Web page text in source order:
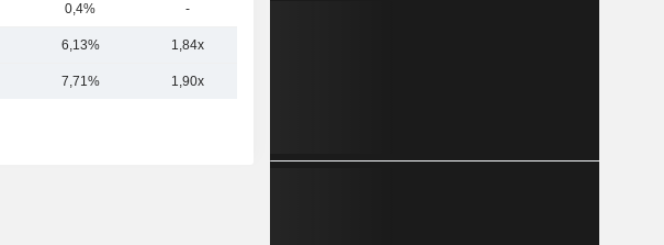
0,4% -
6,13% 1,84x
7,71% 1,90x